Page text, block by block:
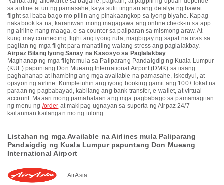
sa airline at uri ng pamasahe, kaya sulit tingnan ang detalye ng bawat
flight sa ibaba bago mo piliin ang pinakaangkop sa iyong biyahe. Kapag
nakabook ka na, karaniwan mong magagawa ang online check-in sa app
ng airline nang maaga, o sa counter sa paliparan sa mismong araw. At
kung may connecting flight ang iyong ruta, magbigay ng sapat na oras sa
pagitan ng mga flight para manatiling walang stress ang paglalakbay.
Airpaz Bilang Iyong Sanay na Kasosyo sa Paglalakbay
Maghanap ng mga flight mula sa Paliparang Pandaigdig ng Kuala Lumpur
(KUL) papuntang Don Mueang International Airport (DMK) sa iisang
paghahanap at ihambing ang mga available na pamasahe, iskedyul, at
opsyon ng airline. Kumpletuhin ang iyong booking gamit ang 100+ lokal na
paraan ng pagbabayad, kabilang ang bank transfer, e-wallet, at virtual
account. Maaari mong pamahalaan ang mga pagbabago sa pamamagitan
ng menu ng /order at makipag-ugnayan sa suporta ng Airpaz 24/7
kailanman kailangan mo ng tulong.
Listahan ng mga Available na Airlines mula Paliparang
Pandaigdig ng Kuala Lumpur papuntang Don Mueang
International Airport
AirAsia